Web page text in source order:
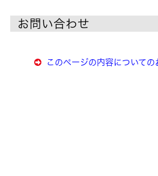
お問い合わせ
このページの内容について